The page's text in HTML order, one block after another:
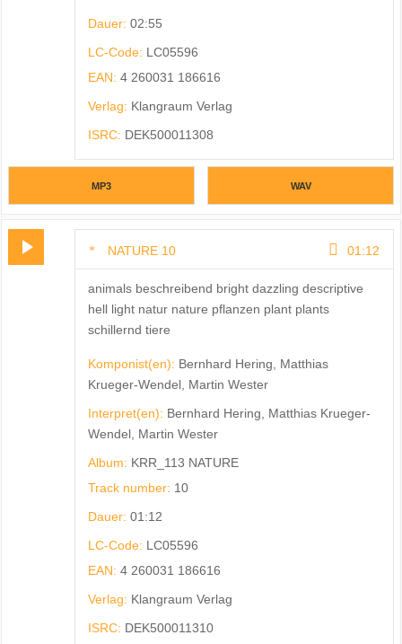
Dauer: 02:55
LC-Code: LC05596
EAN: 4 260031 186616
Verlag: Klangraum Verlag
ISRC: DEK500011308
MP3 WAV
NATURE 10 01:12
animals beschreibend bright dazzling descriptive
hell light natur nature pflanzen plant plants
schillernd tiere
Komponist(en): Bernhard Hering, Matthias
Krueger-Wendel, Martin Wester
Interpret(en): Bernhard Hering, Matthias Krueger-
Wendel, Martin Wester
Album: KRR_113 NATURE
Track number: 10
Dauer: 01:12
LC-Code: LC05596
EAN: 4 260031 186616
Verlag: Klangraum Verlag
ISRC: DEK500011310